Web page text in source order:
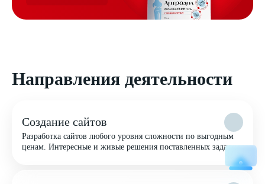
Направления деятельности
Создание сайтов
Разработка сайтов любого уровня сложности по выгодным
ценам. Интересные и живые решения поставленных задач